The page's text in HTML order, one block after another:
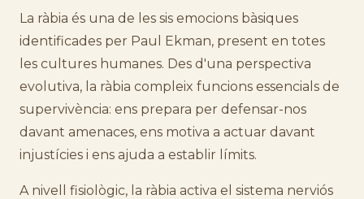
La ràbia és una de les sis emocions bàsiques
identificades per Paul Ekman, present en totes
les cultures humanes. Des d'una perspectiva
evolutiva, la ràbia compleix funcions essencials de
supervivència: ens prepara per defensar-nos
davant amenaces, ens motiva a actuar davant
injustícies i ens ajuda a establir límits.
A nivell fisiològic, la ràbia activa el sistema nerviós